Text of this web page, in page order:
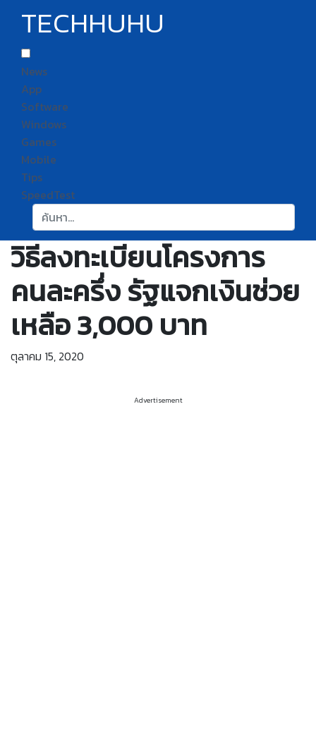
TECHHUHU
News
App
Software
Windows
Games
Mobile
Tips
SpeedTest
ค้นหา:
วิธีลงทะเบียนโครงการ
คนละครึ่ง รัฐแจกเงินช่วย
เหลือ 3,000 บาท
ตุลาคม 15, 2020
Advertisement